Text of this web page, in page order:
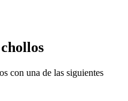
con una de las siguientes